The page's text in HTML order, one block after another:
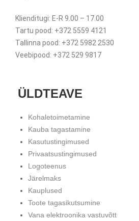
Klienditugi: E-R 9.00 – 17.00
Tartu pood: +372 5559 4121
Tallinna pood: +372 5982 2530
Veebipood: +372 529 9817
ÜLDTEAVE
Kohaletoimetamine
Kauba tagastamine
Kasutustingimused
Privaatsustingimused
Logoteenus
Järelmaks
Kauplused
Toote tagasikutsumine
Vana elektroonika vastuvõtt